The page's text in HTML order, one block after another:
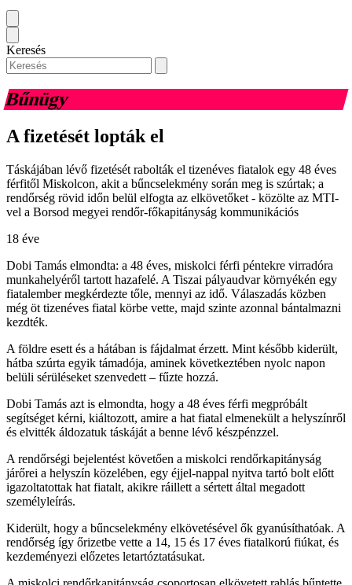
Keresés
Bűnügy
A fizetését lopták el
Táskájában lévő fizetését rabolták el tizenéves fiatalok egy 48 éves
férfitől Miskolcon, akit a bűncselekmény során meg is szúrtak; a
rendőrség rövid időn belül elfogta az elkövetőket - közölte az MTI-
vel a Borsod megyei rendőr-főkapitányság kommunikációs
18 éve
Dobi Tamás elmondta: a 48 éves, miskolci férfi péntekre virradóra
munkahelyéről tartott hazafelé. A Tiszai pályaudvar környékén egy
fiatalember megkérdezte tőle, mennyi az idő. Válaszadás közben
még öt tizenéves fiatal körbe vette, majd szinte azonnal bántalmazni
kezdték.
A földre esett és a hátában is fájdalmat érzett. Mint később kiderült,
hátba szúrta egyik támadója, aminek következtében nyolc napon
belüli sérüléseket szenvedett – fűzte hozzá.
Dobi Tamás azt is elmondta, hogy a 48 éves férfi megpróbált
segítséget kérni, kiáltozott, amire a hat fiatal elmenekült a helyszínről
és elvitték áldozatuk táskáját a benne lévő készpénzzel.
A rendőrségi bejelentést követően a miskolci rendőrkapitányság
járőrei a helyszín közelében, egy éjjel-nappal nyitva tartó bolt előtt
igazoltatottak hat fiatalt, akikre ráillett a sértett által megadott
személyleírás.
Kiderült, hogy a bűncselekmény elkövetésével ők gyanúsíthatóak. A
rendőrség így őrizetbe vette a 14, 15 és 17 éves fiatalkorú fiúkat, és
kezdeményezi előzetes letartóztatásukat.